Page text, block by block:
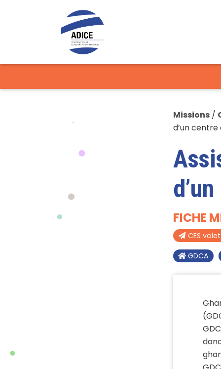
Missions /
d’un
FICHE
CES
GDCA